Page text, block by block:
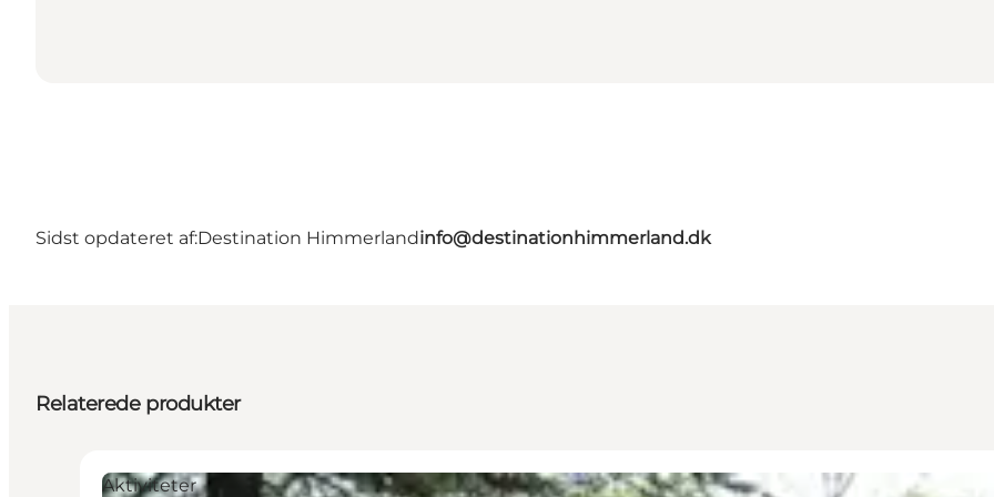
Sidst opdateret af:Destination Himmerlandinfo@destinationhimmerland.dk
Relaterede produkter
Aktiviteter